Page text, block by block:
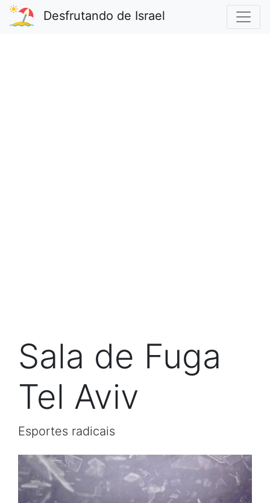
Desfrutando de Israel
Sala de Fuga
Tel Aviv
Esportes radicais